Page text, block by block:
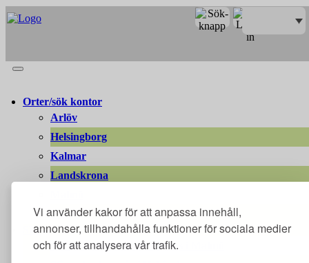
Vi använder kakor för att anpassa innehåll,
annonser, tillhandahålla funktioner för sociala medier
och för att analysera vår trafik.
Fronter
Orter/sök kontor
Arlöv
Helsingborg
Kalmar
Landskrona
Växjö
SFI
Arbetsinriktad sfi på distans i Malmö